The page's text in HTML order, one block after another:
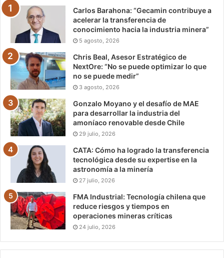
Carlos Barahona: “Gecamin contribuye a
acelerar la transferencia de
conocimiento hacia la industria minera”
5 agosto, 2026
Chris Beal, Asesor Estratégico de
NextOre: “No se puede optimizar lo que
no se puede medir”
3 agosto, 2026
Gonzalo Moyano y el desafío de MAE
para desarrollar la industria del
amoníaco renovable desde Chile
29 julio, 2026
CATA: Cómo ha logrado la transferencia
tecnológica desde su expertise en la
astronomía a la minería
27 julio, 2026
FMA Industrial: Tecnología chilena que
reduce riesgos y tiempos en
operaciones mineras críticas
24 julio, 2026